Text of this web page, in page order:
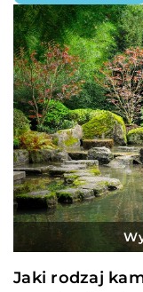
Jaki rodzaj